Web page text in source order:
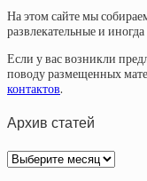
На этом сайте мы
развлекательные и
Если у вас возникли
поводу размещенных
контактов.
Архив статей
Архив
статей